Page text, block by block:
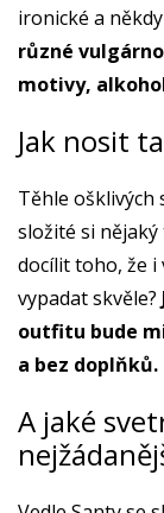
ironické a
různé
motivy,
Jak nosit
Těhle ošklivých
složité si
docílit toho, že
vypadat skvěle?
outfitu bude
a bez doplňků.
A jaké